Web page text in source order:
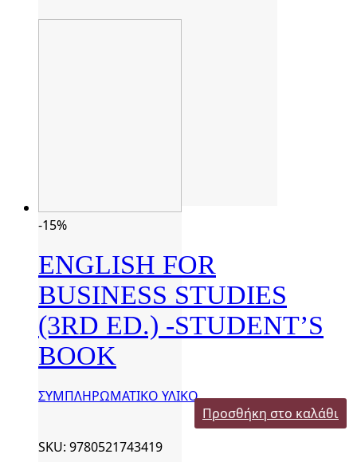
-15%
ENGLISH FOR
BUSINESS STUDIES
(3RD ED.) -STUDENT’S
BOOK
ΣΥΜΠΛΗΡΩΜΑΤΙΚΟ ΥΛΙΚΟ
Προσθήκη στο καλάθι
SKU: 9780521743419